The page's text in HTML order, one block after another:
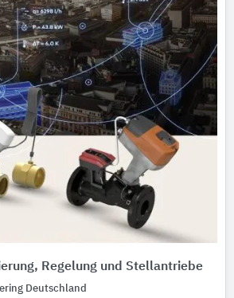
Regelung und Stellantriebe
Deutschland